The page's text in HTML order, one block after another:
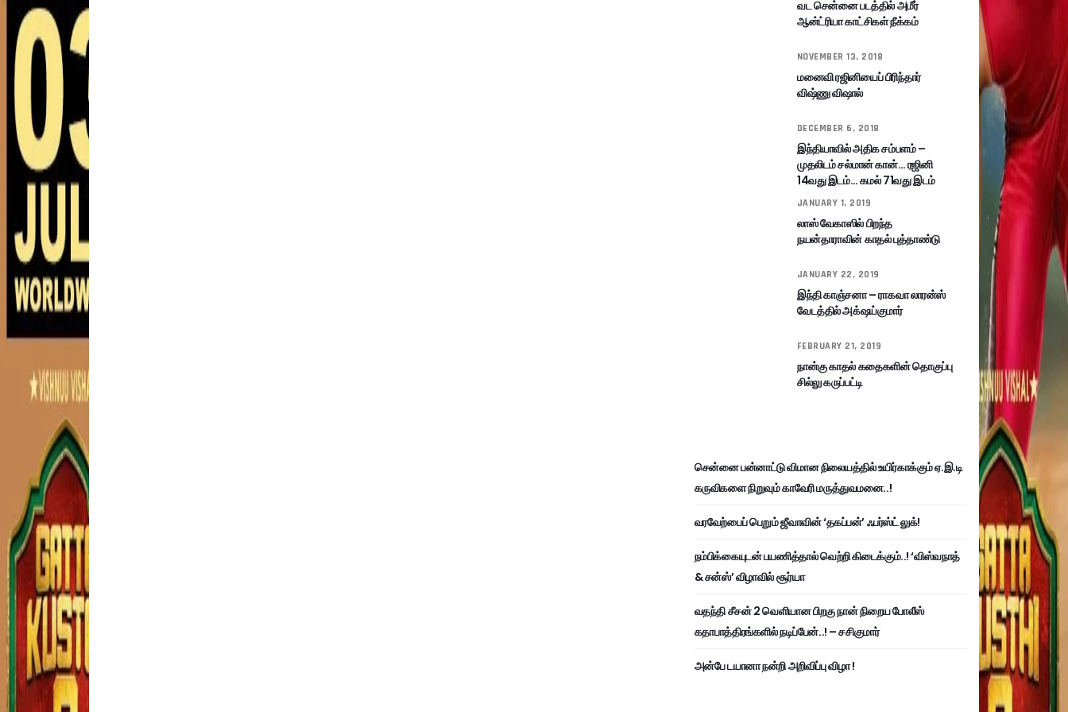
வட சென்னை படத்தில் அமீர்
ஆன்ட்ரியா காட்சிகள் நீக்கம்
NOVEMBER 13, 2018
மனைவி ரஜினியைப் பிரிந்தார்
விஷ்ணு விஷால்
DECEMBER 6, 2018
இந்தியாவில் அதிக சம்பளம் –
முதலிடம் சல்மான் கான்… ரஜினி
14வது இடம்… கமல் 71வது இடம்
JANUARY 1, 2019
லாஸ் வேகாஸில் பிறந்த
நயன்தாராவின் காதல் புத்தாண்டு
JANUARY 22, 2019
இந்தி காஞ்சனா – ராகவா லாரன்ஸ்
வேடத்தில் அக்‌ஷய்குமார்
FEBRUARY 21, 2019
நான்கு காதல் கதைகளின் தொகுப்பு
சில்லு கருப்பட்டி
சென்னை பன்னாட்டு விமான நிலையத்தில் உயிர்காக்கும் ஏ.இ.டி
கருவிகளை நிறுவும் காவேரி மருத்துவமனை..!
வரவேற்பைப் பெறும் ஜீவாவின் ‘தகப்பன்’ ஃபர்ஸ்ட் லுக்!
நம்பிக்கையுடன் பயணித்தால் வெற்றி கிடைக்கும்..! ‘விஸ்வநாத்
& சன்ஸ்’ விழாவில் சூர்யா
வதந்தி சீசன் 2 வெளியான பிறகு நான் நிறைய போலீஸ்
கதாபாத்திரங்களில் நடிப்பேன்..! – சசிகுமார்
அன்பே டயானா நன்றி அறிவிப்பு விழா !